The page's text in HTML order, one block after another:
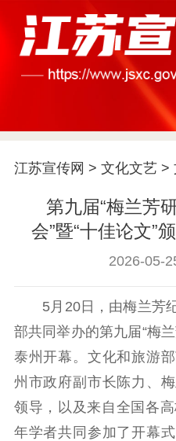
江
通知公告 信息
信息公开年度报
工
江苏宣传网 > 文化文艺>
第九届“梅兰芳
会”暨“十佳论文”
2026-05-
5月20日，由梅兰芳纪
部共同举办的第九届“梅
泰州开幕。文化和旅游
州市政府副市长陈力、
领导，以及来自全国各
年学者共同参加了开幕